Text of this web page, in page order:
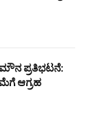
ಮೌನ ಪ್ರತಿಭಟನೆ:
ಆಗ್ರಹ